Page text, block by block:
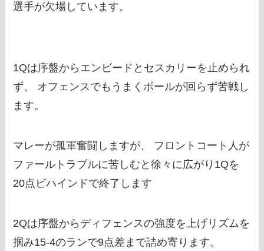
選手が欠場しています。
1Qは序盤からエンビードとセスカリーを止められ
ず、 オフェンスでもうまくボールが回らず苦戦し
ます。
マレーが孤軍奮闘しますが、 フロントコート人が
ファールトラブルに苦しむと徐々に広がり1Qを
20点ビハインドで終了します
2Qは序盤からディフェンスの強度を上げリズムを
掴み15-4のランで9点差まで詰め寄ります。